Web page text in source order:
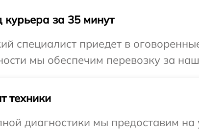
курьера за 35 минут
специалист приедет в
мы обеспечим перевозку за
техники
диагностики мы предоставим